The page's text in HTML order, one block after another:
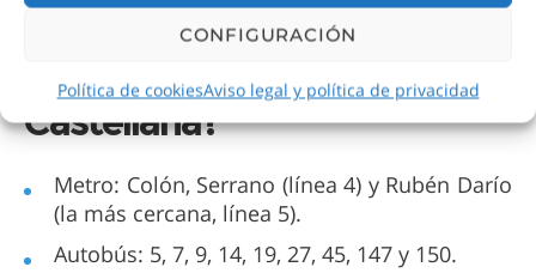
CONFIGURACIÓN
Política de cookiesAviso legal y política de privacidad
¿Cómo llegar al Museo de
Escultura al Aire Libre de la
Castellana?
Metro: Colón, Serrano (línea 4) y Rubén Darío
(la más cercana, línea 5).
Autobús: 5, 7, 9, 14, 19, 27, 45, 147 y 150.